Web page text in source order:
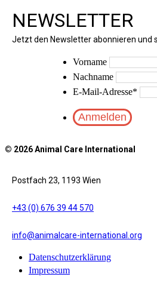
NEWSLETTER
Jetzt den Newsletter abonnieren und
Vorname
Nachname
E-Mail-Adresse*
© 2026 Animal Care International
Postfach 23, 1193 Wien
+43 (0) 676 39 44 570
info@animalcare-international.org
Datenschutzerklärung
Impressum